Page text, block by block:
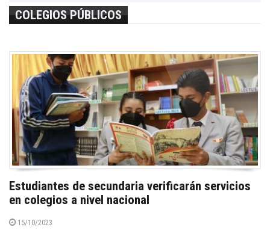
COLEGIOS PÚBLICOS
Estudiantes de secundaria verificarán servicios
en colegios a nivel nacional
15/10/2023